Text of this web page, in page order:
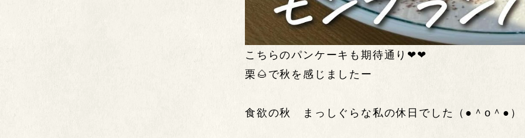
こちらのパンケーキも期待通り❤❤
栗🌰で秋を感じましたー
食欲の秋 まっしぐらな私の休日でした（●＾o＾●）